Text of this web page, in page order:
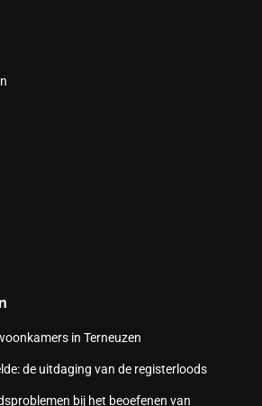
in Terneuzen
de uitdaging van de registerloods
bij het beoefenen van